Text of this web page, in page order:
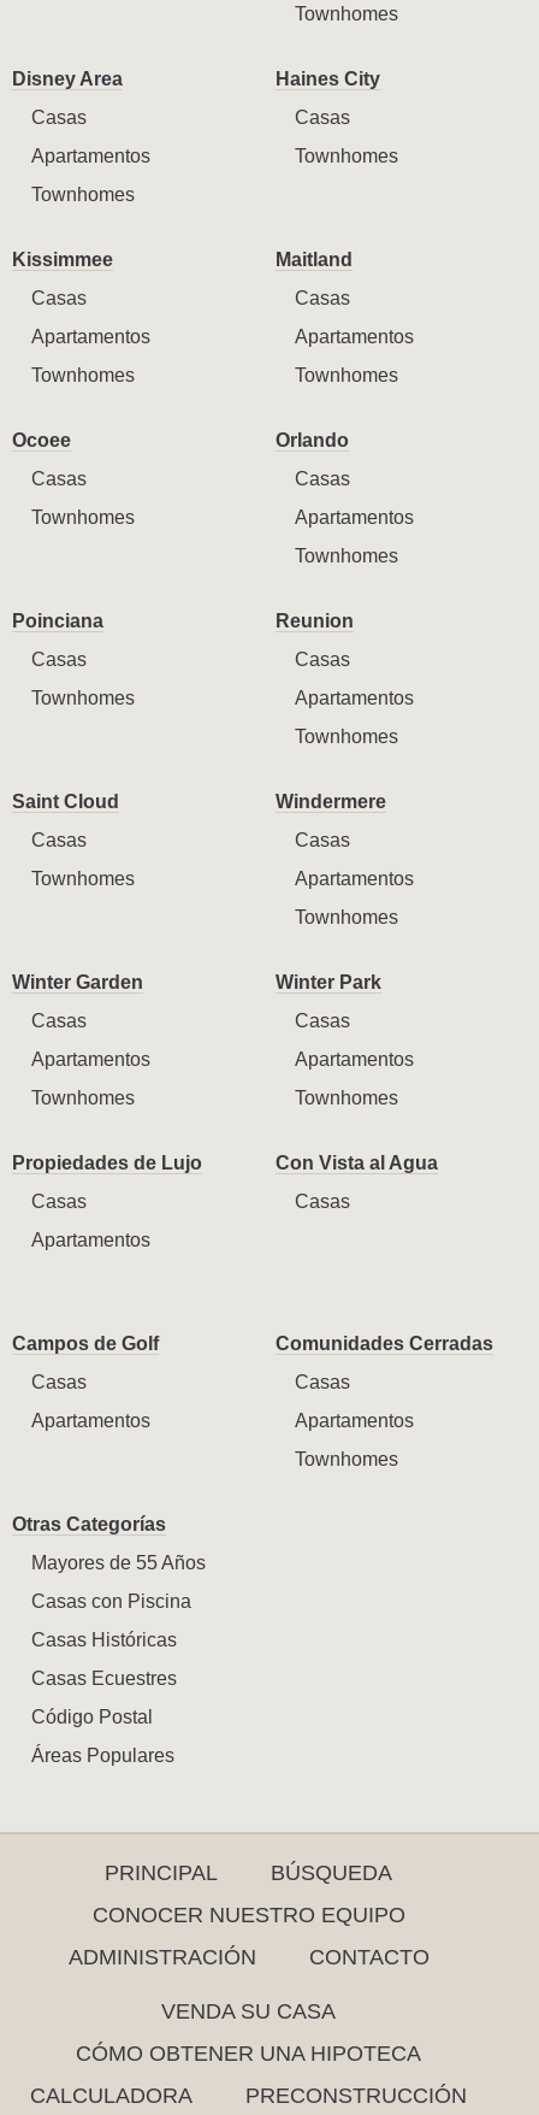
Townhomes
Disney Area
Casas
Apartamentos
Townhomes
Haines City
Casas
Townhomes
Kissimmee
Casas
Apartamentos
Townhomes
Maitland
Casas
Apartamentos
Townhomes
Ocoee
Casas
Townhomes
Orlando
Casas
Apartamentos
Townhomes
Poinciana
Casas
Townhomes
Reunion
Casas
Apartamentos
Townhomes
Saint Cloud
Casas
Townhomes
Windermere
Casas
Apartamentos
Townhomes
Winter Garden
Casas
Apartamentos
Townhomes
Winter Park
Casas
Apartamentos
Townhomes
Propiedades de Lujo
Casas
Apartamentos
Con Vista al Agua
Casas
Campos de Golf
Casas
Apartamentos
Comunidades Cerradas
Casas
Apartamentos
Townhomes
Otras Categorías
Mayores de 55 Años
Casas con Piscina
Casas Históricas
Casas Ecuestres
Código Postal
Áreas Populares
PRINCIPAL
BÚSQUEDA
CONOCER NUESTRO EQUIPO
ADMINISTRACIÓN
CONTACTO
VENDA SU CASA
CÓMO OBTENER UNA HIPOTECA
CALCULADORA
PRECONSTRUCCIÓN